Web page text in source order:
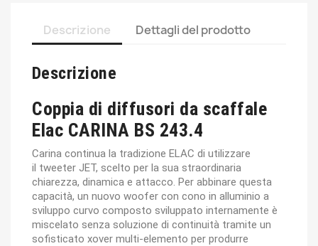
Descrizione Dettagli del prodotto
Descrizione
Coppia di diffusori da scaffale
Elac CARINA BS 243.4
Carina continua la tradizione ELAC di utilizzare
il tweeter JET, scelto per la sua straordinaria
chiarezza, dinamica e attacco. Per abbinare questa
capacità, un nuovo woofer con cono in alluminio a
sviluppo curvo composto sviluppato internamente è
miscelato senza soluzione di continuità tramite un
sofisticato xover multi-elemento per produrre